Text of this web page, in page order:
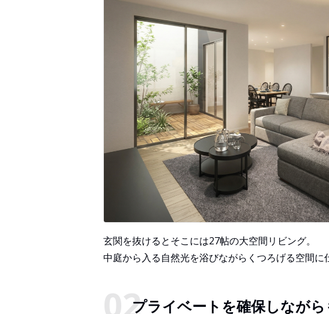
玄関を抜けるとそこには27帖の大空間リビング。
中庭から入る自然光を浴びながらくつろげる空間に
プライベートを確保しなが